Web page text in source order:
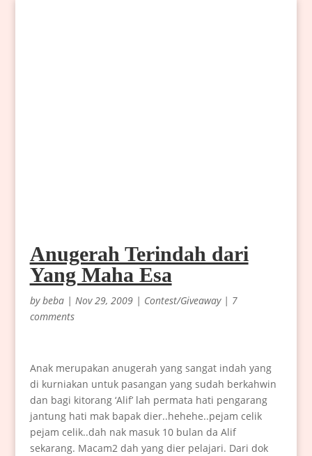
Anugerah Terindah dari
Yang Maha Esa
bybeba| Nov 29, 2009| Contest/Giveaway| 7
comments
Anak merupakan anugerah yang sangat indah yang
di kurniakan untuk pasangan yang sudah berkahwin
dan bagi kitorang ‘Alif’ lah permata hati pengarang
jantung hati mak bapak dier..hehehe..pejam celik
pejam celik..dah nak masuk 10 bulan da Alif
sekarang. Macam2 dah yang dier pelajari. Dari dok